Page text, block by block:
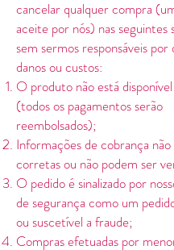
cancelar qualquer compra
aceite por nós) nas seguintes
sem sermos responsáveis por
danos ou custos:
O produto não está
(todos os pagamentos serão
reembolsados);
Informações de cobrança
corretas ou não podem ser
O pedido é sinalizado por
de segurança como um
ou suscetível a fraude;
Compras efetuadas por